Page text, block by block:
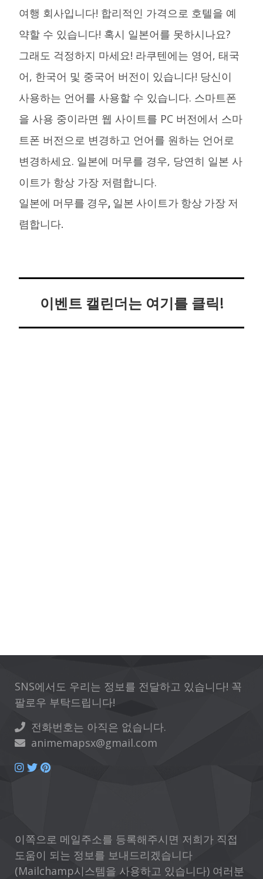
여행 회사입니다! 합리적인 가격으로 호텔을 예
약할 수 있습니다! 혹시 일본어를 못하시나요?
그래도 걱정하지 마세요! 라쿠텐에는 영어, 태국
어, 한국어 및 중국어 버전이 있습니다! 당신이
사용하는 언어를 사용할 수 있습니다. 스마트폰
을 사용 중이라면 웹 사이트를 PC 버전에서 스마
트폰 버전으로 변경하고 언어를 원하는 언어로
변경하세요. 일본에 머무를 경우, 당연히 일본 사
이트가 항상 가장 저렴합니다.
일본에 머무를 경우, 일본 사이트가 항상 가장 저
렴합니다.
이벤트 캘린더는 여기를 클릭!
SNS에서도 우리는 정보를 전달하고 있습니다! 꼭
팔로우 부탁드립니다!
전화번호는 아직은 없습니다.
animemapsx@gmail.com
이쪽으로 메일주소를 등록해주시면 저희가 직접
도움이 되는 정보를 보내드리겠습니다
(Mailchamp시스템을 사용하고 있습니다) 여러분